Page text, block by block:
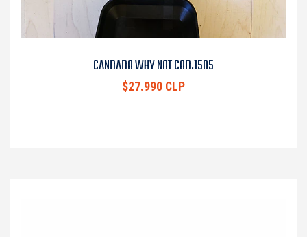
CANDADO WHY NOT COD.1505
$27.990 CLP